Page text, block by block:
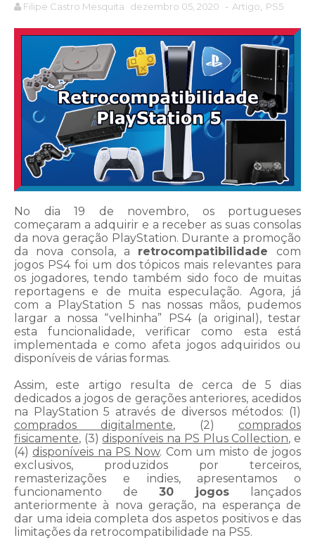
Filipe Castro Mesquita dezembro 05, 2020 - Artigo PS5
No dia 19 de novembro, os portugueses
começaram a adquirir e a receber as suas consolas
da nova geração PlayStation. Durante a promoção
da nova consola, a retrocompatibilidade com
jogos PS4 foi um dos tópicos mais relevantes para
os jogadores, tendo também sido foco de muitas
reportagens e de muita especulação. Agora, já
com a PlayStation 5 nas nossas mãos, pudemos
largar a nossa “velhinha” PS4 (a original), testar
esta funcionalidade, verificar como esta está
implementada e como afeta jogos adquiridos ou
disponíveis de várias formas.
Assim, este artigo resulta de cerca de 5 dias
dedicados a jogos de gerações anteriores, acedidos
na PlayStation 5 através de diversos métodos: (1)
comprados digitalmente, (2)comprados
fisicamente, (3)disponíveis na PS Plus Collection, e
(4)disponíveis na PS Now. Com um misto de jogos
exclusivos, produzidos por terceiros,
remasterizações e indies, apresentamos o
funcionamento de 30 jogos lançados
anteriormente à nova geração, na esperança de
dar uma ideia completa dos aspetos positivos e das
limitações da retrocompatibilidade na PS5.